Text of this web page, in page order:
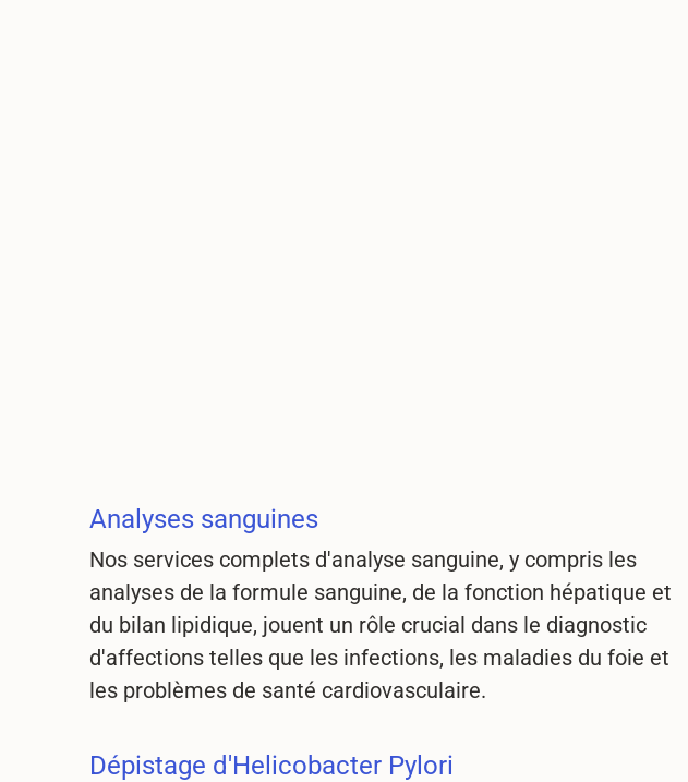
Analyses sanguines
Nos services complets d'analyse sanguine, y compris les
analyses de la formule sanguine, de la fonction hépatique et
du bilan lipidique, jouent un rôle crucial dans le diagnostic
d'affections telles que les infections, les maladies du foie et
les problèmes de santé cardiovasculaire.
Dépistage d'Helicobacter Pylori